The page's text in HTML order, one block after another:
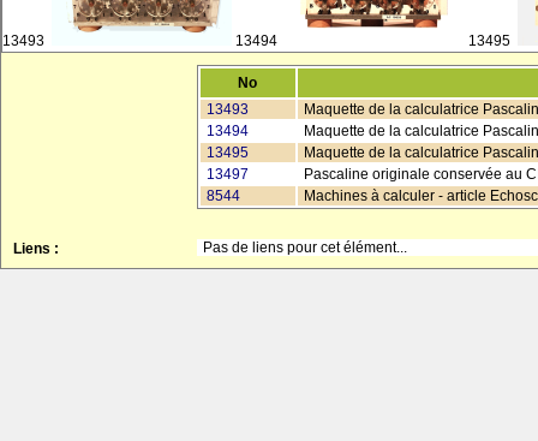
13493 13494 13495
No
13493
Maquette de la calculatrice
13494
Maquette de la calculatrice
13495
Maquette de la calculatrice
13497
Pascaline originale conservée au
8544
Machines à calculer - article
Liens : Pas de liens pour cet élément...